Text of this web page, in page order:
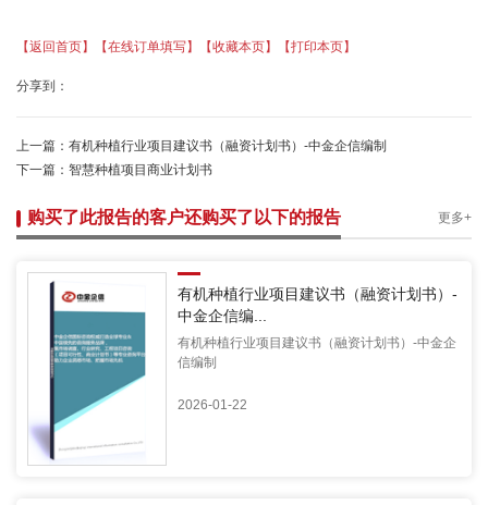
【返回首页】 【在线订单填写】 【收藏本页】 【打印本页】
分享到：
上一篇： 有机种植行业项目建议书（融资计划书）-中金企信编制
下一篇： 智慧种植项目商业计划书
购买了此报告的客户还购买了以下的报告 更多+
有机种植行业项目建议书（融资计划书）-
中金企信编...
有机种植行业项目建议书（融资计划书）-中金企
信编制
2026-01-22